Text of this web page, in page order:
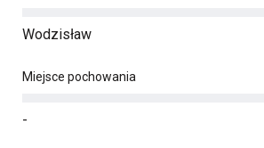
Wodzisław
Miejsce pochowania
-